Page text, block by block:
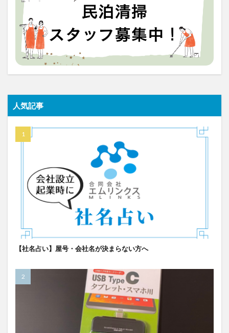
人気記事
【社名占い】屋号・会社名が決まらない方へ